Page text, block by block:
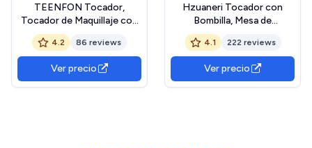
TEENFON Tocador,
Tocador de Maquillaje con
Luces y Espejo, Mesa de
Maquillaje con Toma de
Corriente, Mesa de
Maquillaje con 4 Cajones, 4
Estantes Abiertos, 5
4.2 86 reviews
Ver precio
Hzuaneri Tocador con
Bombilla, Mesa de
Maquillaje, tocador de
Maquillaje con 4 estantes
Abiertos y 2
Compartimentos, 2
cajones, para Dormitorio,
4.1 222 reviews
Ver precio